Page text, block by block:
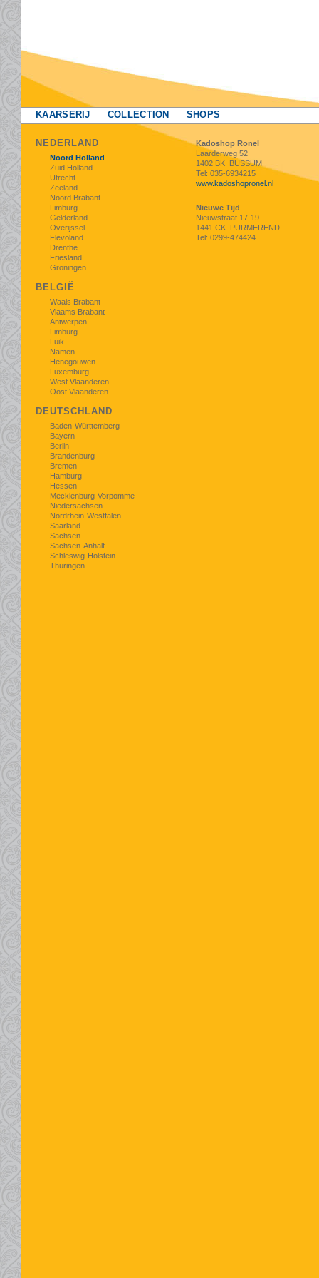
KAARSERIJ COLLECTION SHOPS
NEDERLAND
Noord Holland
Zuid Holland
Utrecht
Zeeland
Noord Brabant
Limburg
Gelderland
Overijssel
Flevoland
Drenthe
Friesland
Groningen
BELGIË
Waals Brabant
Vlaams Brabant
Antwerpen
Limburg
Luik
Namen
Henegouwen
Luxemburg
West Vlaanderen
Oost Vlaanderen
DEUTSCHLAND
Baden-Württemberg
Bayern
Berlin
Brandenburg
Bremen
Hamburg
Hessen
Mecklenburg-Vorpomme
Niedersachsen
Nordrhein-Westfalen
Saarland
Sachsen
Sachsen-Anhalt
Schleswig-Holstein
Thüringen
Kadoshop Ronel
Laarderweg 52
1402 BK BUSSUM
Tel: 035-6934215
www.kadoshopronel.nl
Nieuwe Tijd
Nieuwstraat 17-19
1441 CK PURMEREND
Tel: 0299-474424